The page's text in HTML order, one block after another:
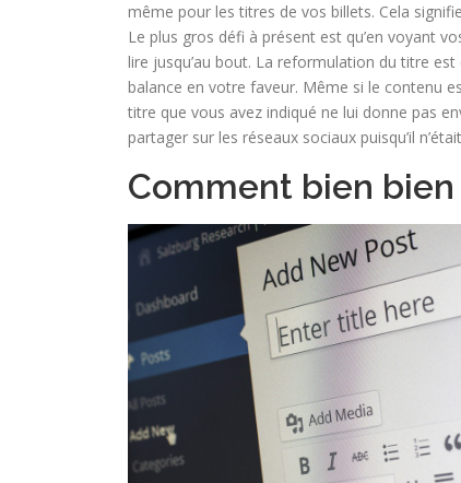
même pour les titres de vos billets. Cela
Le plus gros défi à présent est qu’en voyant
lire jusqu’au bout. La reformulation du titre
balance en votre faveur. Même si le contenu
titre que vous avez indiqué ne lui donne pas
partager sur les réseaux sociaux puisqu’il
Comment bien